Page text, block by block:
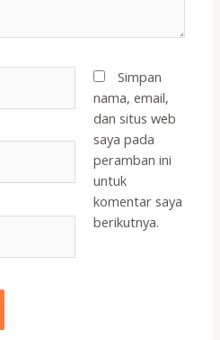
Simpan
nama, email,
dan situs web
saya pada
peramban ini
untuk
komentar saya
berikutnya.